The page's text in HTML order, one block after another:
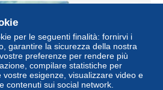
per le seguenti finalità: fornirvi i
garantire la sicurezza della nostra
preferenze per rendere più
compilare statistiche per
esigenze, visualizzare video e
contenuti sui social network.